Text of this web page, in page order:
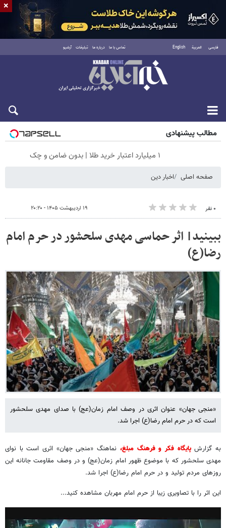
فارسی العربية English تماس با ما درباره ما تبلیغات آرشیو
شنبه ۱۷ مرداد ۱۴۰۵
مطالب پیشنهادی
۱ میلیارد اعتبار خرید طلا | بدون ضامن و چک
صفحه اصلی اخبار دین
۰ نفر ۱۹ اردیبهشت ۱۴۰۵ - ۲۰:۲۰
ببینید| اثر حماسی مهدی سلحشور در حرم امام
رضا(ع)
«منجی جهان» عنوان اثری در وصف امام زمان(عج) با صدای مهدی سلحشور
است که در حرم امام رضا(ع) اجرا شد.
به گزارشپایگاه فکر و فرهنگ مبلغ، نماهنگ «منجی جهان» اثری است با نوای
مهدی سلحشور که با موضوع ظهور امام زمان(عج) و در وصف مقاومت جانانه این
روزهای مردم تولید و در حرم امام رضا(ع) اجرا شد.
این اثر را با تصاویری زیبا از حرم امام مهربان مشاهده کنید...
×